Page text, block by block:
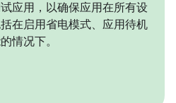
应用，以确保应用在所有设
在启用省电模式、应用待机
情况下。